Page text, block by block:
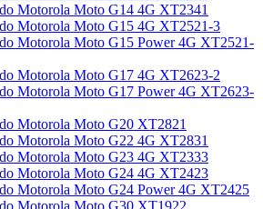
Motorola Moto G14 4G XT2341
Motorola Moto G15 4G XT2521-3
Motorola Moto G15 Power 4G XT2521-
Motorola Moto G17 4G XT2623-2
Motorola Moto G17 Power 4G XT2623-
Motorola Moto G20 XT2821
Motorola Moto G22 4G XT2831
Motorola Moto G23 4G XT2333
Motorola Moto G24 4G XT2423
Motorola Moto G24 Power 4G XT2425
Motorola Moto G30 XT1922